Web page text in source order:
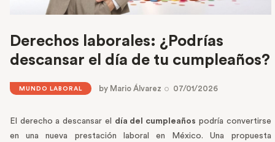
Derechos laborales: ¿Podrías
descansar el día de tu cumpleaños?
MUNDO LABORAL by Mario Álvarez 07/01/2026
El derecho a descansar el día del cumpleaños podría convertirse
en una nueva prestación laboral en México. Una propuesta